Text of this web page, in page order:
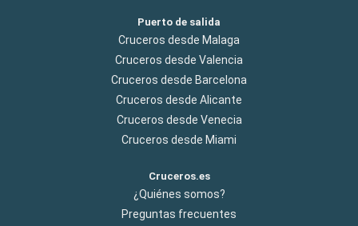
Puerto de salida
Cruceros desde Malaga
Cruceros desde Valencia
Cruceros desde Barcelona
Cruceros desde Alicante
Cruceros desde Venecia
Cruceros desde Miami
Cruceros.es
¿Quiénes somos?
Preguntas frecuentes